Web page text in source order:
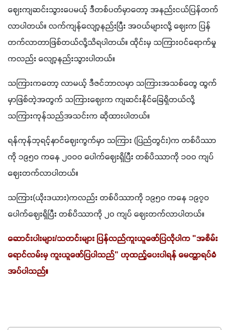
ဈေးကျဆင်းသွားပေမယ့် ဒီတစ်ပတ်မှာတော့ အနည်းငယ်ပြန်တက်
လာပါတယ်။ လက်ကျန်လျော့နည်းပြီး အဝယ်များလို့ ဈေးက ပြန်
တက်လာတာဖြစ်တယ်လို့သိရပါတယ်။ ထိုင်းမှ သကြားဝင်ရောက်မှု
ကလည်း လျော့နည်းသွားပါတယ်။
သကြားကတော့ လာမယ့် ဒီဇင်ဘာလမှာ သကြားအသစ်တွေ ထွက်
မှာဖြစ်တဲ့အတွက် သကြားဈေးက ကျဆင်းနိုင်ခြေရှိတယ်လို့
သကြားကုန်သည်အသင်းက ဆိုထားပါတယ်။
ရန်ကုန်ဘုရင့်နာင်ဈေးကွက်မှာ သကြား (ပြည်တွင်း)က တစ်ပိဿာ
ကို ၁၉၅၀ ကနေ ၂၀၀၀ ပေါက်ဈေးရှိပြီး တစ်ပိဿာကို ၁၀၀ ကျပ်
ဈေးတက်လာပါတယ်။
သကြား(ယိုးဒယား)ကလည်း တစ်ပိဿာကို ၁၉၅၀ ကနေ ၁၉၇၀
ပေါက်ဈေးရှိပြီး တစ်ပိဿာကို ၂၀ ကျပ် ဈေးတက်လာပါတယ်။
ဆောင်းပါးများ/သတင်းများ ပြန်လည်ကူးယူဖော်ပြလိုပါက "အစိမ်း
ရောင်လမ်းမှ ကူးယူဖော်ပြပါသည်" ဟုထည့်ပေးပါရန် မေတ္တာရပ်ခံ
အပ်ပါသည်။